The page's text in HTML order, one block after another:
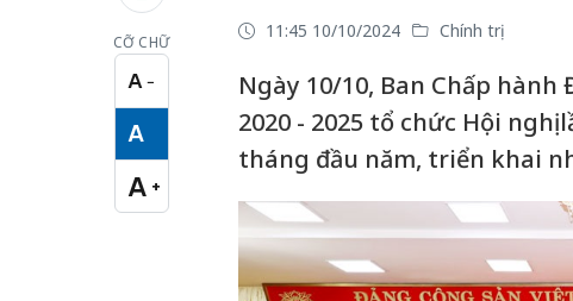
CỠ CHỮ
A −
Cỡ chữ nhỏ
A
Cỡ chữ vừa
A +
Cỡ chữ lớn
11:45 10/10/2024 Chính trị
Ngày 10/10, Ban Chấp
2020 - 2025 tổ chức Hội
tháng đầu năm, triển khai